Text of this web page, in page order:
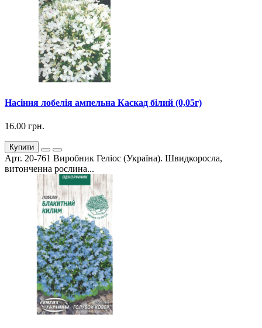
Насіння лобелія ампельна Каскад білий (0,05г)
16.00 грн.
Купити
Арт. 20-761 Виробник Геліос (Україна). Швидкоросла,
витонченна рослина...